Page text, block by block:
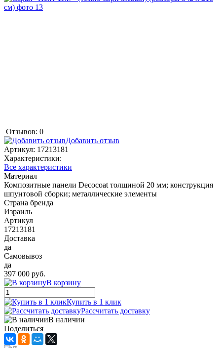
Отзывов: 0
Добавить отзыв
Артикул: 17213181
Характеристики:
Все характеристики
Материал
Композитные панели Decocoat толщиной 20 мм; конструкция
шпунтовой сборки; металлические элементы
Страна бренда
Израиль
Артикул
17213181
Доставка
да
Самовывоз
да
397 000 руб.
В корзину
Купить в 1 клик
Рассчитать доставку
В наличии
Поделиться